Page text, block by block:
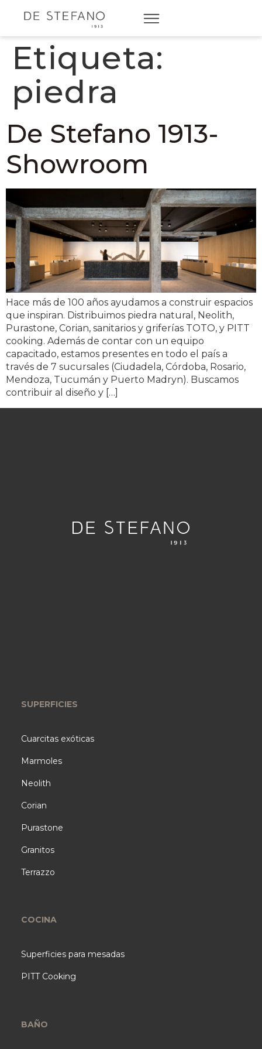
Etiqueta:
piedra
De Stefano 1913-
Showroom
Hace más de 100 años ayudamos a construir espacios
que inspiran. Distribuimos piedra natural, Neolith,
Purastone, Corian, sanitarios y griferías TOTO, y PITT
cooking. Además de contar con un equipo
capacitado, estamos presentes en todo el país a
través de 7 sucursales (Ciudadela, Córdoba, Rosario,
Mendoza, Tucumán y Puerto Madryn). Buscamos
contribuir al diseño y […]
SUPERFICIES
Cuarcitas exóticas
Marmoles
Neolith
Corian
Purastone
Granitos
Terrazzo
COCINA
Superficies para mesadas
PITT Cooking
BAÑO